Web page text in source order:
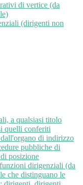
di vertice (da
(dirigenti non
a qualsiasi titolo
quelli conferiti
di indirizzo
pubbliche di
posizione
dirigenziali (da
che distinguano le